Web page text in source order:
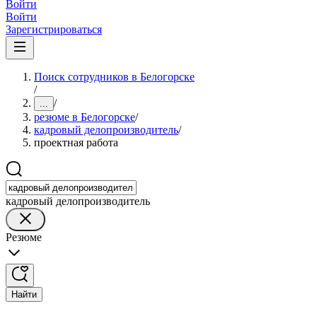
Войти
Войти
Зарегистрироваться
Поиск сотрудников в Белогорске
/
... /
резюме в Белогорске/
кадровый делопроизводитель/
проектная работа
кадровый делопроизводитель
Резюме
Найти